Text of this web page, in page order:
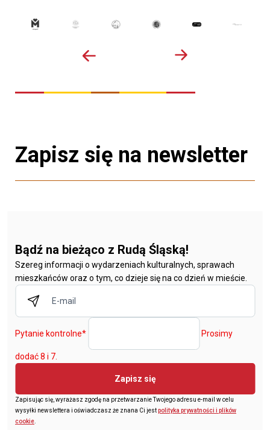
Zapisz się na newsletter
Bądź na bieżąco z Rudą Śląską!
Szereg informacji o wydarzeniach kulturalnych, sprawach
mieszkańców oraz o tym, co dzieje się na co dzień w mieście.
Pytanie kontrolne* Prosimy
dodać 8 i 7.
Zapisz się
Zapisując się, wyrażasz zgodę na przetwarzanie Twojego adresu e-mail w celu
wysyłki newslettera i oświadczasz że znana Ci jestpolityka prywatności i plików
cookie